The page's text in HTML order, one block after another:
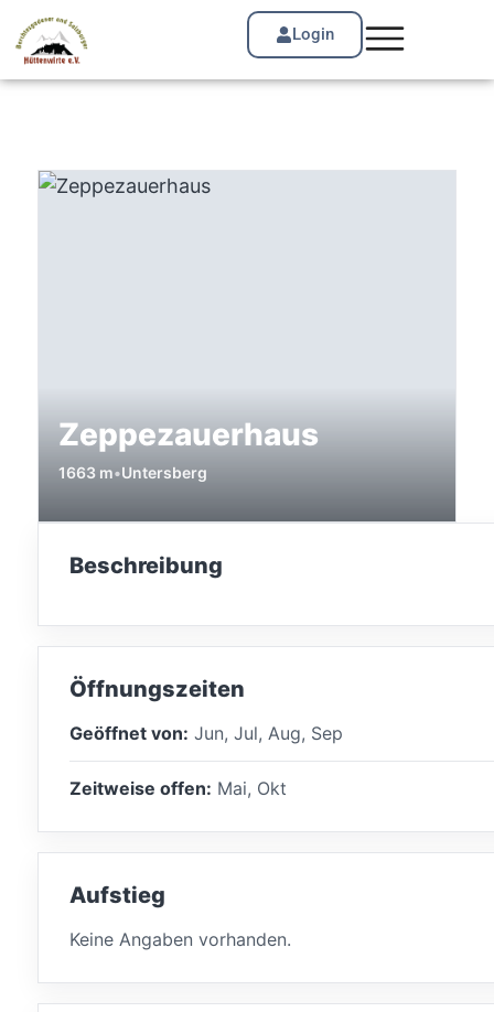
Login
Zeppezauerhaus
1663 m•Untersberg
Beschreibung
Öffnungszeiten
Geöffnet von: Jun, Jul, Aug, Sep
Zeitweise offen: Mai, Okt
Aufstieg
Keine Angaben vorhanden.